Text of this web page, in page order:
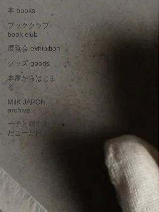
本 books
ブッククラブ
book club
展覧会 exhibition
グッズ goods
本屋からはじま
る
MilK JAPON,
archive
一子と潤のあー
だこーだ日記